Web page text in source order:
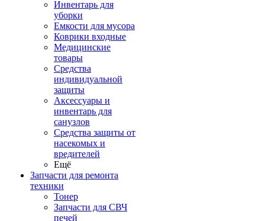
Инвентарь для
уборки
Емкости для мусора
Коврики входные
Медицинские
товары
Средства
индивидуальной
защиты
Аксессуары и
инвентарь для
санузлов
Средства защиты от
насекомых и
вредителей
Ещё
Запчасти для ремонта
техники
Тонер
Запчасти для СВЧ
печей